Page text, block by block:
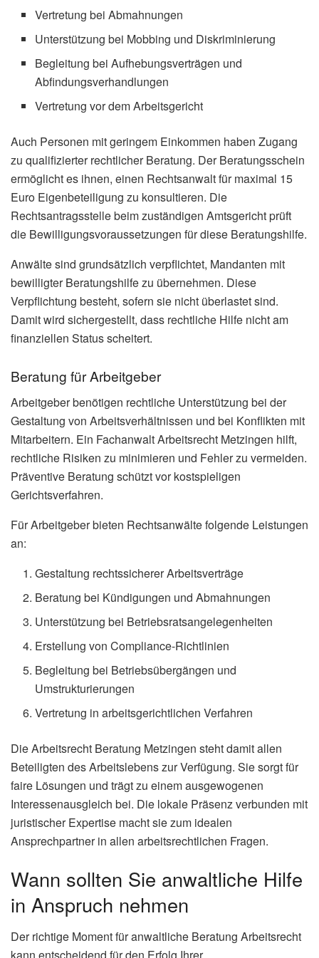
Vertretung bei Abmahnungen
Unterstützung bei Mobbing und Diskriminierung
Begleitung bei Aufhebungsverträgen und
Abfindungsverhandlungen
Vertretung vor dem Arbeitsgericht
Auch Personen mit geringem Einkommen haben Zugang
zu qualifizierter rechtlicher Beratung. Der Beratungsschein
ermöglicht es ihnen, einen Rechtsanwalt für maximal 15
Euro Eigenbeteiligung zu konsultieren. Die
Rechtsantragsstelle beim zuständigen Amtsgericht prüft
die Bewilligungsvoraussetzungen für diese Beratungshilfe.
Anwälte sind grundsätzlich verpflichtet, Mandanten mit
bewilligter Beratungshilfe zu übernehmen. Diese
Verpflichtung besteht, sofern sie nicht überlastet sind.
Damit wird sichergestellt, dass rechtliche Hilfe nicht am
finanziellen Status scheitert.
Beratung für Arbeitgeber
Arbeitgeber benötigen rechtliche Unterstützung bei der
Gestaltung von Arbeitsverhältnissen und bei Konflikten mit
Mitarbeitern. Ein Fachanwalt Arbeitsrecht Metzingen hilft,
rechtliche Risiken zu minimieren und Fehler zu vermeiden.
Präventive Beratung schützt vor kostspieligen
Gerichtsverfahren.
Für Arbeitgeber bieten Rechtsanwälte folgende Leistungen
an:
Gestaltung rechtssicherer Arbeitsverträge
Beratung bei Kündigungen und Abmahnungen
Unterstützung bei Betriebsratsangelegenheiten
Erstellung von Compliance-Richtlinien
Begleitung bei Betriebsübergängen und
Umstrukturierungen
Vertretung in arbeitsgerichtlichen Verfahren
Die Arbeitsrecht Beratung Metzingen steht damit allen
Beteiligten des Arbeitslebens zur Verfügung. Sie sorgt für
faire Lösungen und trägt zu einem ausgewogenen
Interessenausgleich bei. Die lokale Präsenz verbunden mit
juristischer Expertise macht sie zum idealen
Ansprechpartner in allen arbeitsrechtlichen Fragen.
Wann sollten Sie anwaltliche Hilfe
in Anspruch nehmen
Der richtige Moment für anwaltliche Beratung Arbeitsrecht
kann entscheidend für den Erfolg Ihrer